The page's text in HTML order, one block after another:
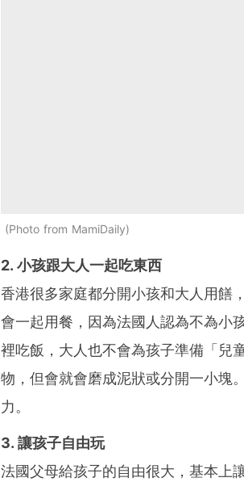
Photo from MamiDaily
2. 小孩跟大人一起吃東西
香港很多家庭都分開小孩和大人用饍
會一起用餐，因為法國人認為不為小
裡吃飯，大人也不會為孩子準備「兒
物，但會就會磨成泥狀或分開一小塊
力。
3. 讓孩子自由玩
法國父母給孩子的自由很大，基本上